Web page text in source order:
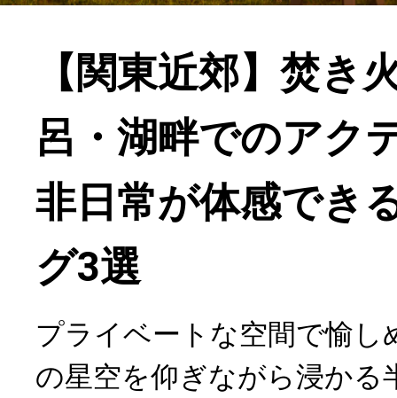
【関東近郊】焚き
呂・湖畔でのアク
非日常が体感でき
グ3選
プライベートな空間で愉し
の星空を仰ぎながら浸かる